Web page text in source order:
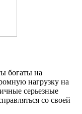
богаты на
нагрузку на
серьезные
со своей